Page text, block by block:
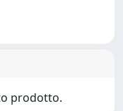
prodotto.